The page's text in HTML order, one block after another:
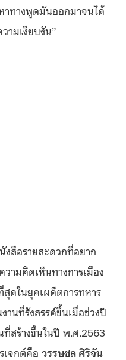
าทางพูดมันออกมาจนได้
ามเงียบงัน”
สือรายสะดวกที่อยาก
ามคิดเห็นทางการเมือง
ดในยุคเผด็ตการทหาร
านที่รังสรรค์ขึ้นเมื่อช่วงปี
สร้างขึ้นในปี พ.ศ.2563
เจกต์คือ วรรษชล ศิริจัน